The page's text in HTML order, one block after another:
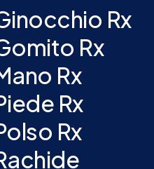
Rx
Rx
Rx
Rx
Rx